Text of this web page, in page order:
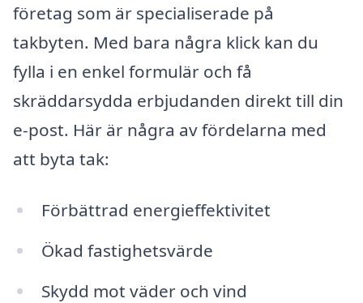
företag som är specialiserade på
takbyten. Med bara några klick kan du
fylla i en enkel formulär och få
skräddarsydda erbjudanden direkt till din
e-post. Här är några av fördelarna med
att byta tak:
Förbättrad energieffektivitet
Ökad fastighetsvärde
Skydd mot väder och vind